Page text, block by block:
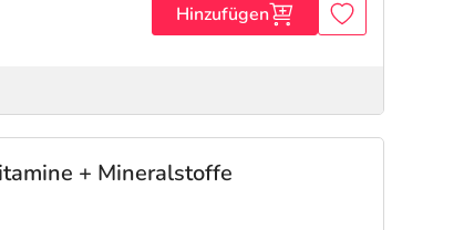
Hinzufügen
+ Mineralstoffe